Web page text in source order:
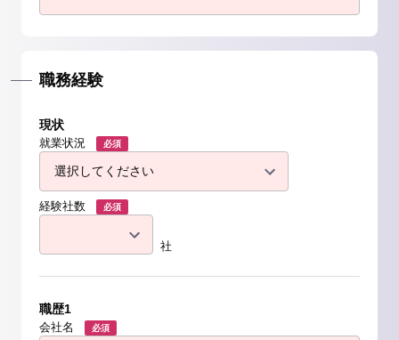
職務経験
現状
就業状況 必須
経験社数 必須
社
職歴1
会社名 必須